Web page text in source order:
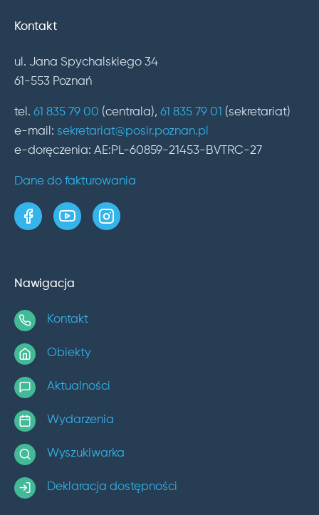
Kontakt
ul. Jana Spychalskiego 34
61-553 Poznań
tel. 61 835 79 00 (centrala), 61 835 79 01 (sekretariat)
e-mail: sekretariat@posir.poznan.pl
e-doręczenia: AE:PL-60859-21453-BVTRC-27
Dane do fakturowania
strona w serwisie Facebook
kanał w serwisie YouTube
profil w serwisie Instagram
Nawigacja
Kontakt
Obiekty
Aktualności
Wydarzenia
Wyszukiwarka
Deklaracja dostępności